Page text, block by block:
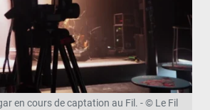
en cours de captation au Fil. - © Le Fil